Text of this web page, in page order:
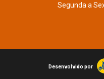
Segunda a
Desenvolvido por